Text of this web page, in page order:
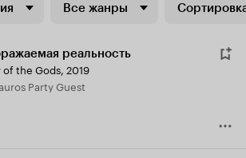
Все жанры
реальность
of the Gods, 2019
Party Guest